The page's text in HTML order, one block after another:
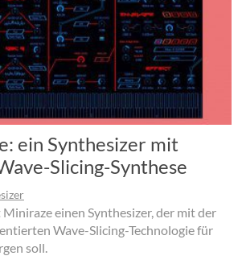
ein Synthesizer mit
Slicing-Synthese
einen Synthesizer, der mit der
Wave-Slicing-Technologie für
soll.